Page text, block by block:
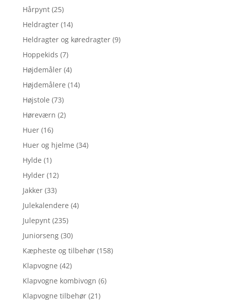
Hårpynt (25)
Heldragter (14)
Heldragter og køredragter (9)
Hoppekids (7)
Højdemåler (4)
Højdemålere (14)
Højstole (73)
Høreværn (2)
Huer (16)
Huer og hjelme (34)
Hylde (1)
Hylder (12)
Jakker (33)
Julekalendere (4)
Julepynt (235)
Juniorseng (30)
Kæpheste og tilbehør (158)
Klapvogne (42)
Klapvogne kombivogn (6)
Klapvogne tilbehør (21)